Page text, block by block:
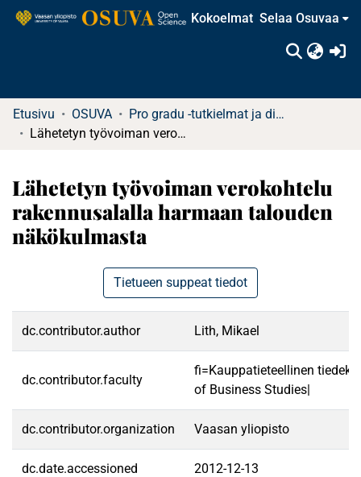
Kokoelmat Selaa Osuvaa
Etusivu OSUVA
Pro gradu -tutkielmat ja diplomityöt (rajattu saatavuus)
Lähetetyn työvoiman verokohtelu rakennusalalla harmaan talouden näkökulmasta
Lähetetyn työvoiman verokohtelu
rakennusalalla harmaan talouden
näkökulmasta
Tietueen suppeat tiedot
dc.contributor.author Lith, Mikael
dc.contributor.faculty
fi=Kauppatieteellinen
of Business Studies|
dc.contributor.organization Vaasan yliopisto
dc.date.accessioned 2012-12-13